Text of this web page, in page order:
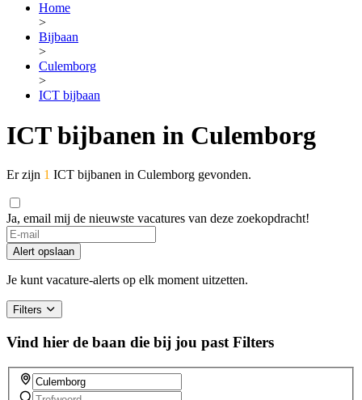
Home
>
Bijbaan
>
Culemborg
>
ICT bijbaan
ICT bijbanen in Culemborg
Er zijn 1 ICT bijbanen in Culemborg gevonden.
Ja, email mij de nieuwste vacatures van deze zoekopdracht!
Alert opslaan
Je kunt vacature-alerts op elk moment uitzetten.
Filters
Vind hier de baan die bij jou past Filters